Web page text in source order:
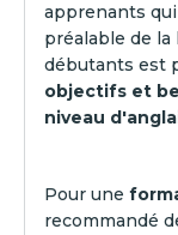
apprenants
préalable de la
débutants est
objectifs et
niveau
Pour une
recommandé